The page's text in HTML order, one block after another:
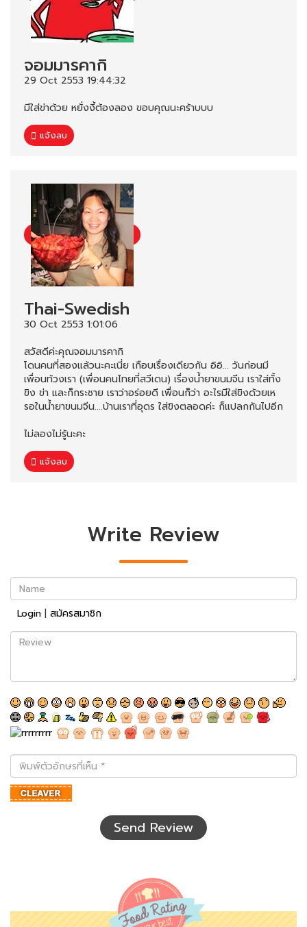
จอมมารคากิ
29 Oct 2553 19:44:32
มีใส่ข่าด้วย หยั่งงี้ต้องลอง ขอบคุณนะคร้าบบบ
แจ้งลบ
Thai-Swedish
30 Oct 2553 1:01:06
สวัสดีค่ะคุณจอมมารคากิ
โดนคนที่สองแล้วนะคะเนี่ย เกือบเรื่องเดียวกัน อิอิ... วันก่อนมี
เพื่อนท้วงเรา (เพื่อนคนไทยที่สวีเดน) เรื่องน้ำยาขนมจีน เราใส่ทั้ง
ขิง ข่า และก็กระชาย เราว่าอร่อยดี เพื่อนก็ว่า อะไรมีใส่ขิงด้วยเห
รอในน้ำยาขนมจีน....บ้านเราที่อุดร ใส่ขิงตลอดค่ะ ก็แปลกกันไปอีก
ไม่ลองไม่รู้นะคะ
แจ้งลบ
Write Review
Name
Login | สมัครสมาชิก
Review
พิมพ์
ตัว
อักษร
ที่
Send Review